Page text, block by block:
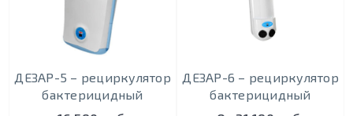
ДЕЗАР-5 – рециркулятор
бактерицидный
ДЕЗАР-6 – рециркулятор
бактерицидный